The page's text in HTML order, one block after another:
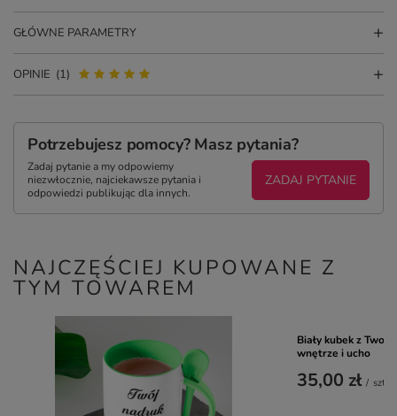
GŁÓWNE PARAMETRY
OPINIE (1)
Potrzebujesz pomocy? Masz pytania?
Zadaj pytanie a my odpowiemy
niezwłocznie, najciekawsze pytania i
odpowiedzi publikując dla innych.
ZADAJ PYTANIE
NAJCZĘŚCIEJ KUPOWANE Z
TYM TOWAREM
Biały kubek z
wnętrze i ucho
35,00 zł / szt.